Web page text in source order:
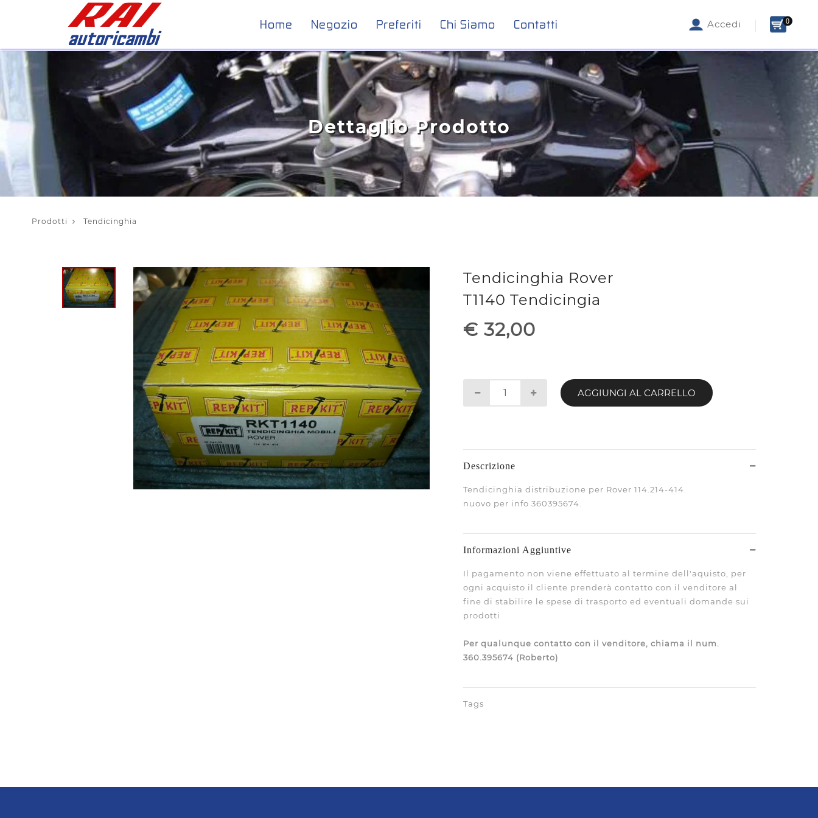
Home Negozio Preferiti Chi Siamo Contatti Accedi 0
Dettaglio Prodotto
Prodotti Tendicinghia
Tendicinghia Rover
T1140 Tendicingia
€ 32,00
AGGIUNGI AL CARRELLO
Descrizione
Tendicinghia distribuzione per Rover 114.214-414.
nuovo per info 360395674.
Informazioni Aggiuntive
Il pagamento non viene effettuato al termine dell'aquisto, per
ogni acquisto il cliente prenderà contatto con il venditore al
fine di stabilire le spese di trasporto ed eventuali domande sui
prodotti
Per qualunque contatto con il venditore, chiama il num.
360.395674 (Roberto)
Tags